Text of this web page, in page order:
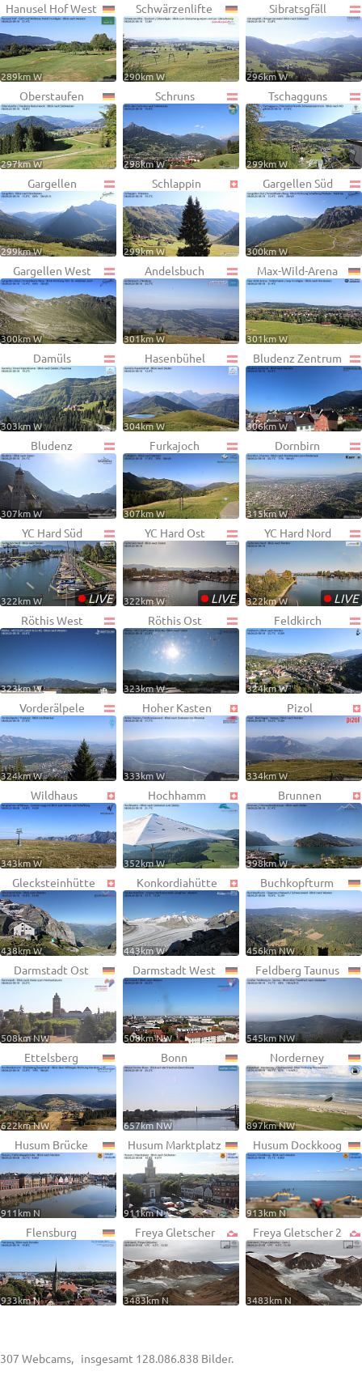
Hanusel Hof West
289km W
Schwärzenlifte
290km W
Sibratsgfäll
296km W
Oberstaufen
297km W
Schruns
298km W
Tschagguns
299km W
Gargellen
299km W
Schlappin
299km W
Gargellen Süd
300km W
Gargellen West
300km W
Andelsbuch
301km W
Max-Wild-Arena
301km W
Damüls
303km W
Hasenbühel
304km W
Bludenz Zentrum
306km W
Bludenz
307km W
Furkajoch
307km W
Dornbirn
315km W
YC Hard Süd
•LIVE
322km W
YC Hard Ost
•LIVE
322km W
YC Hard Nord
•LIVE
322km W
Röthis West
323km W
Röthis Ost
323km W
Feldkirch
324km W
Vorderälpele
324km W
Hoher Kasten
333km W
Pizol
334km W
Wildhaus
343km W
Hochhamm
352km W
Brunnen
398km W
Glecksteinhütte
438km W
Konkordiahütte
443km W
Buchkopfturm
456km NW
Darmstadt Ost
508km NW
Darmstadt West
508km NW
Feldberg Taunus
545km NW
Ettelsberg
622km NW
Bonn
657km NW
Norderney
897km NW
Husum Brücke
911km N
Husum Marktplatz
911km N
Husum Dockkoog
913km N
Flensburg
933km N
Freya Gletscher
3483km N
Freya Gletscher 2
3483km N
307 Webcams, insgesamt 128.086.838 Bilder.